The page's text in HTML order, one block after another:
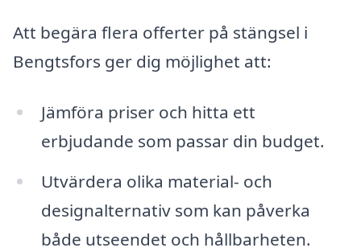
Att begära flera offerter på stängsel i
Bengtsfors ger dig möjlighet att:
Jämföra priser och hitta ett
erbjudande som passar din budget.
Utvärdera olika material- och
designalternativ som kan påverka
både utseendet och hållbarheten.